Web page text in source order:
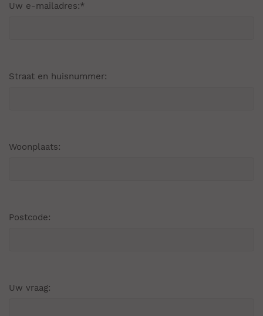
Uw e-mailadres:*
Straat en huisnummer:
Woonplaats:
Postcode:
Uw vraag: